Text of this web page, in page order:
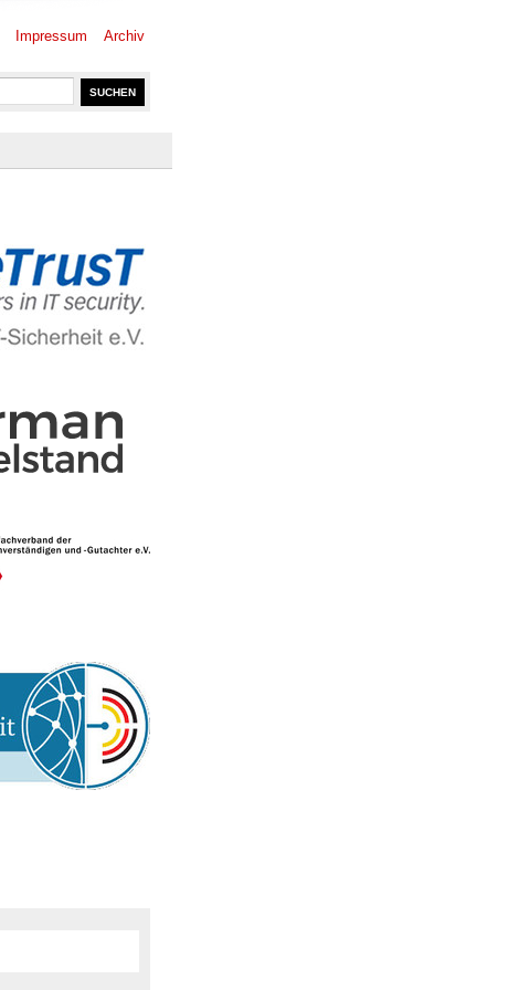
Impressum Archiv